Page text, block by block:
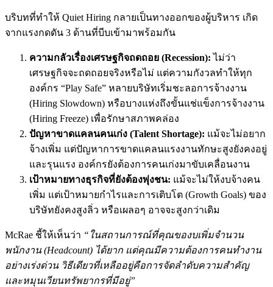
บริบทที่ทำให้ Quiet Hiring กลายเป็นทางออกของผู้บริหาร เกิด
จากแรงกดดัน 3 ด้านที่บีบเข้ามาพร้อมกัน
ความกลัวเรื่องเศรษฐกิจถดถอย (Recession): ไม่ว่า
เศรษฐกิจจะถดถอยจริงหรือไม่ แต่ความกังวลทำให้ทุก
องค์กร “Play Safe” หลายบริษัทเริ่มชะลอการจ้างงาน
(Hiring Slowdown) หรือบางแห่งถึงขั้นแช่แข็งการจ้างงาน
(Hiring Freeze) เพื่อรักษาสภาพคล่อง
ปัญหาขาดแคลนคนเก่ง (Talent Shortage): แม้จะไม่อยาก
จ้างเพิ่ม แต่ปัญหาการขาดแคลนแรงงานทักษะสูงยังคงอยู่
และรุนแรง องค์กรยังต้องการคนเก่งมาขับเคลื่อนงาน
เป้าหมายทางธุรกิจที่ยังต้องพุ่งชน: แม้จะไม่ให้งบจ้างคน
เพิ่ม แต่เป้าหมายกำไรและการเติบโต (Growth Goals) ของ
บริษัทยังคงสูงลิ่ว หรือเผลอๆ อาจจะสูงกว่าเดิม
McRae ชี้ให้เห็นว่า “ในสถานการณ์ที่คุณของบเพิ่มจำนวน
พนักงาน (Headcount) ได้ยาก แต่คุณมีความต้องการคนทำงาน
อย่างเร่งด่วน วิธีเดียวที่เหลืออยู่คือการจัดลำดับความสำคัญ
และหมุนเวียนทรัพยากรที่มีอยู่”